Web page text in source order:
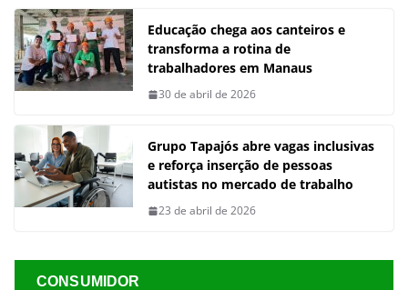
Educação chega aos canteiros e
transforma a rotina de
trabalhadores em Manaus
30 de abril de 2026
Grupo Tapajós abre vagas inclusivas
e reforça inserção de pessoas
autistas no mercado de trabalho
23 de abril de 2026
CONSUMIDOR